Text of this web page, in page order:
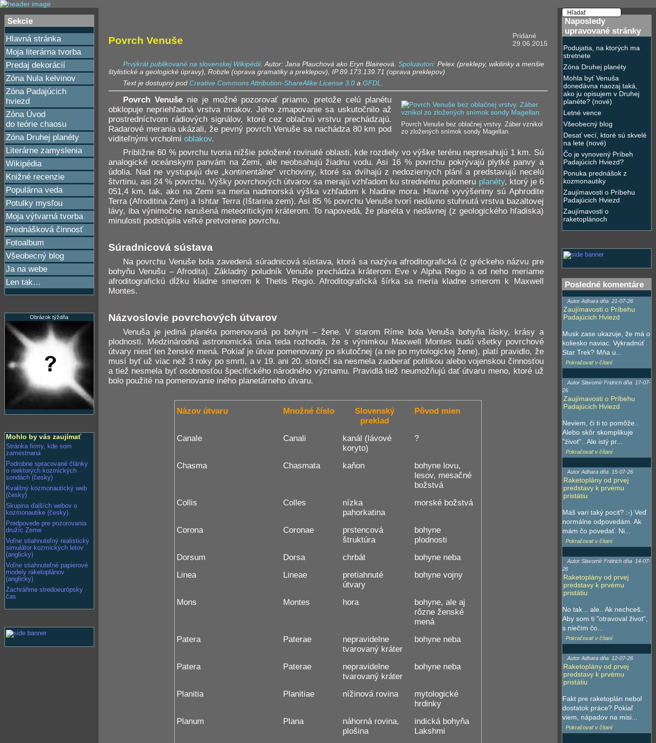
Sekcie
Hlavná stránka
Moja literárna tvorba
Predaj dekorácií
Zóna Nula kelvinov
Zóna Padajúcich
hviezd
Zóna Úvod
do teórie chaosu
Zóna Druhej planéty
Literárne zamyslenia
Wikipédia
Knižné recenzie
Populárna veda
Potulky mysľou
Moja výtvarná tvorba
Prednášková činnosť
Fotoalbum
Všeobecný blog
Ja na webe
Len tak…
Obrázok týždňa
Mohlo by vás zaujímať
Stránka firmy, kde som
zamestnaná
Podrobne spracované články
o niektorých kozmických
sondách (česky)
Kvalitný kozmonautický web
(česky)
Skupina ďalších webov o
kozmonautike (česky)
Predpovede pre pozorovania
družíc Zeme
Voľne stiahnuteľný realistický
simulátor kozmických letov
(anglicky)
Voľne stiahnuteľné papierové
modely raketoplánov
(anglicky)
Zachráňme stredoeurópsky
čas
Pridané
29.06.2015
Povrch Venuše
Prvýkrát publikované na slovenskej Wikipédii. Autor: Jana Plauchová ako Eryn Blaireová.Spoluautori: Pelex (preklepy, wikilinky a menšie
štylistické a geologické úpravy), Robzle (oprava gramatiky a preklepov), IP 89.173.139.71 (oprava preklepov)
Text je dostupný pod Creative Commons Attribution-ShareAlike License 3.0 a GFDL
Povrch Venuše bez oblačnej vrstvy. Záber vznikol
zo zložených snímok sondy Magellan.
Povrch Venušenie je možné pozorovať priamo, pretože celú planétu
obklopuje nepriehľadná vrstva mrakov. Jeho zmapovanie sa uskutočnilo až
prostredníctvom rádiových signálov, ktoré cez oblačnú vrstvu prechádzajú.
Radarové merania ukázali, že pevný povrch Venuše sa nachádza 80 km pod
viditeľnými vrcholmi oblakov.
Približne 60 % povrchu tvoria nižšie položené rovinaté oblasti, kde rozdiely vo výške terénu nepresahujú 1 km. Sú
analogické oceánskym panvám na Zemi, ale neobsahujú žiadnu vodu. Asi 16 % povrchu pokrývajú plytké panvy a
údolia. Nad ne vystupujú dve „kontinentálne“ vrchoviny, ktoré sa dvíhajú z nedoziernych plání a predstavujú necelú
štvrtinu, asi 24 % povrchu. Výšky povrchových útvarov sa merajú vzhľadom ku strednému polomeru planéty, ktorý je 6
051,4 km, tak, ako na Zemi sa meria nadmorská výška vzhľadom k hladine mora. Hlavné vyvýšeniny sú Aphrodite
Terra (Afroditina Zem) a Ishtar Terra (Ištarina zem). Asi 85 % povrchu Venuše tvorí nedávno stuhnutá vrstva bazaltovej
lávy, iba výnimočne narušená meteoritickým kráterom. To napovedá, že planéta v nedávnej (z geologického hľadiska)
minulosti podstúpila veľké pretvorenie povrchu.
Súradnicová sústava
Na povrchu Venuše bola zavedená súradnicová sústava, ktorá sa nazýva afroditografická (z gréckeho názvu pre
bohyňu Venušu – Afrodita). Základný poludník Venuše prechádza kráterom Eve v Alpha Regio a od neho meriame
afroditografickú dĺžku kladne smerom k Thetis Regio. Afroditografická šírka sa meria kladne smerom k Maxwell
Montes.
Názvoslovie povrchových útvarov
Venuša je jediná planéta pomenovaná po bohyni – žene. V starom Ríme bola Venuša bohyňa lásky, krásy a
plodnosti. Medzinárodná astronomická únia teda rozhodla, že s výnimkou Maxwell Montes budú všetky povrchové
útvary niesť len ženské mená. Pokiaľ je útvar pomenovaný po skutočnej (a nie po mytologickej žene), platí pravidlo, že
musí byť už viac než 3 roky po smrti, a v 19. ani 20. storočí sa nesmela zaoberať politikou alebo vojenskou činnosťou
a tiež nesmela byť osobnosťou špecifického národného významu. Pravidlá tiež neumožňujú dať útvaru meno, ktoré už
bolo použité na pomenovanie iného planetárneho útvaru.
Názov útvaru Množné číslo
Slovenský
preklad
Pôvod mien
Canale Canali
kanál (lávové
koryto)
?
Chasma Chasmata kaňon
bohyne lovu,
lesov, mesačné
božstvá
Collis
Colles
nízka
pahorkatina
morské božstvá
Corona Coronae
prstencová
štruktúra
bohyne
plodnosti
Dorsum
Dorsa chrbát
bohyne neba
Linea
Lineae
pretiahnuté
útvary
bohyne vojny
Mons Montes hora
bohyne, ale aj
rôzne ženské
mená
Patera
Paterae
nepravidelne
tvarovaný kráter
bohyne neba
Patera Paterae
nepravidelne
tvarovaný kráter
bohyne neba
Planitia Planitiae nížinová rovina
mytologické
hrdinky
Planum
Plana
náhorná rovina,
plošina
indická bohyňa
Lakshmi
Naposledy
upravované stránky
Podujatia, na ktorých ma
stretnete
Zóna Druhej planéty
Mohla byť Venuša
donedávna naozaj taká,
ako ju opisujem v Druhej
planéte? (nové)
Letné vence
Všeobecný blog
Desať vecí, ktoré sú skvelé
na lete (nové)
Čo je vynovený Príbeh
Padajúcich Hviezd?
Ponuka prednášok z
kozmonautiky
Zaujímavosti o Príbehu
Padajúcich Hviezd
Zaujímavosti o
raketoplánoch
Posledné komentáre
Autor Adhara dňa 21-07-26
Zaujímavosti o Príbehu
Padajúcich Hviezd
Musk zase ukazuje, že má o
koliesko naviac. Vykradnúť
Star Trek? Mňa u...
Pokračovať v čítaní
Autor Slavomír Fridrich dňa 17-07-
26
Zaujímavosti o Príbehu
Padajúcich Hviezd
Neviem, či ti to pomôže..
Alebo skôr skomplikuje
"źivot".. Ale istý pr...
Pokračovať v čítaní
Autor Adhara dňa 15-07-26
Raketoplány od prvej
predstavy k prvému
pristátiu
Máš vari taký pocit? :-) Veď
normálne odpovedám. Ak
mám čo povedať. Ni...
Pokračovať v čítaní
Autor Slavomír Fridrich dňa 14-07-
26
Raketoplány od prvej
predstavy k prvému
pristátiu
No tak .. ale.. Ak nechceš..
Aby som ti "otravoval život",
s niečím čo...
Pokračovať v čítaní
Autor Adhara dňa 12-07-26
Raketoplány od prvej
predstavy k prvému
pristátiu
Fakt pre raketoplán nebol
dostatok práce? Pokiaľ
viem, nápadov na misi...
Pokračovať v čítaní